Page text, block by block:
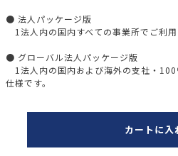
● 法人パッケージ版
1法人内の国内すべての事業所でご利用
● グローバル法人パッケージ版
1法人内の国内および海外の支社・100
仕様です。
カートに入